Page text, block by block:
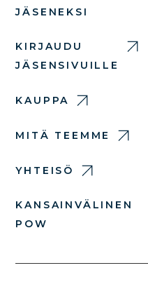
JÄSENEKSI
KIRJAUDU
JÄSENSIVUILLE
KAUPPA
MITÄ TEEMME
YHTEISÖ
KANSAINVÄLINEN
POW